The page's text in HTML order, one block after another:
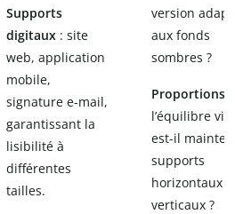
Supports
digitaux : site
web, application
mobile,
signature e-mail,
garantissant la
lisibilité à
différentes
tailles.
version
aux fonds
sombres ?
Proportions
l’équilibre
est-il
supports
horizontaux
verticaux ?